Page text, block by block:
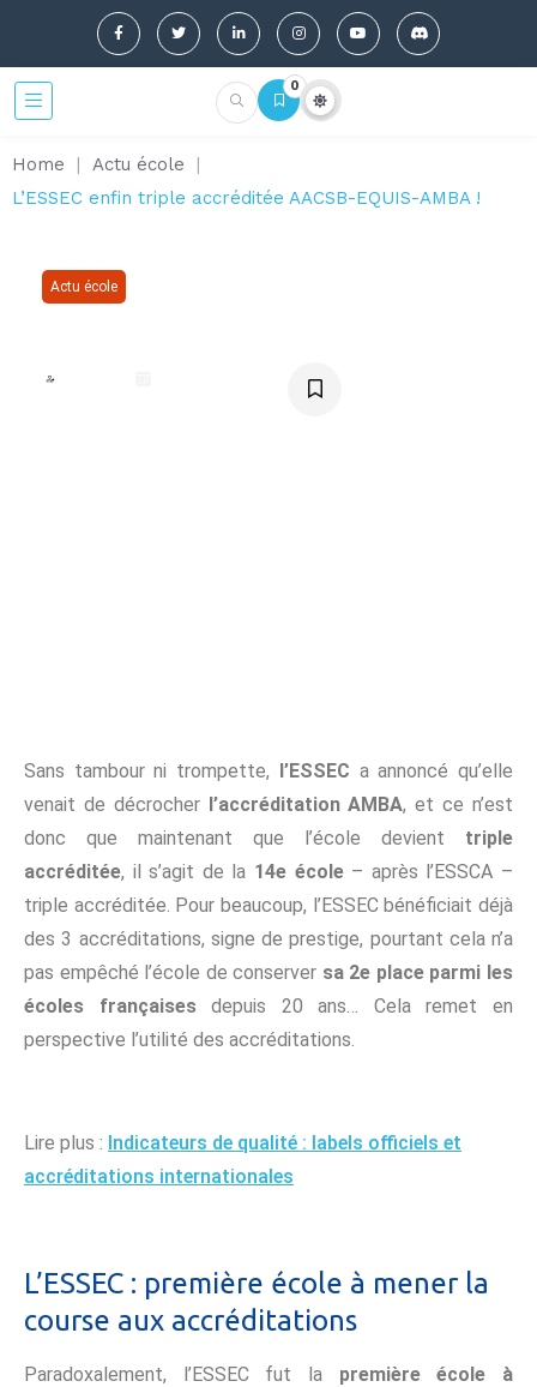
0
Home | Actu école
|
L’ESSEC enfin triple accréditée AACSB-EQUIS-AMBA !
Actu école
Sans tambour ni trompette, l’ESSEC a annoncé qu’elle
venait de décrocher l’accréditation AMBA, et ce n’est
donc que maintenant que l’école devient triple
accréditée, il s’agit de la 14e école– après l’ESSCA –
triple accréditée. Pour beaucoup, l’ESSEC bénéficiait déjà
des 3 accréditations, signe de prestige, pourtant cela n’a
pas empêché l’école de conserver sa 2e place parmi les
écoles françaisesdepuis 20 ans… Cela remet en
perspective l’utilité des accréditations.
Lire plus : Indicateurs de qualité : labels officiels et
accréditations internationales
L’ESSEC : première école à mener la
course aux accréditations
Paradoxalement, l’ESSEC fut la première école à